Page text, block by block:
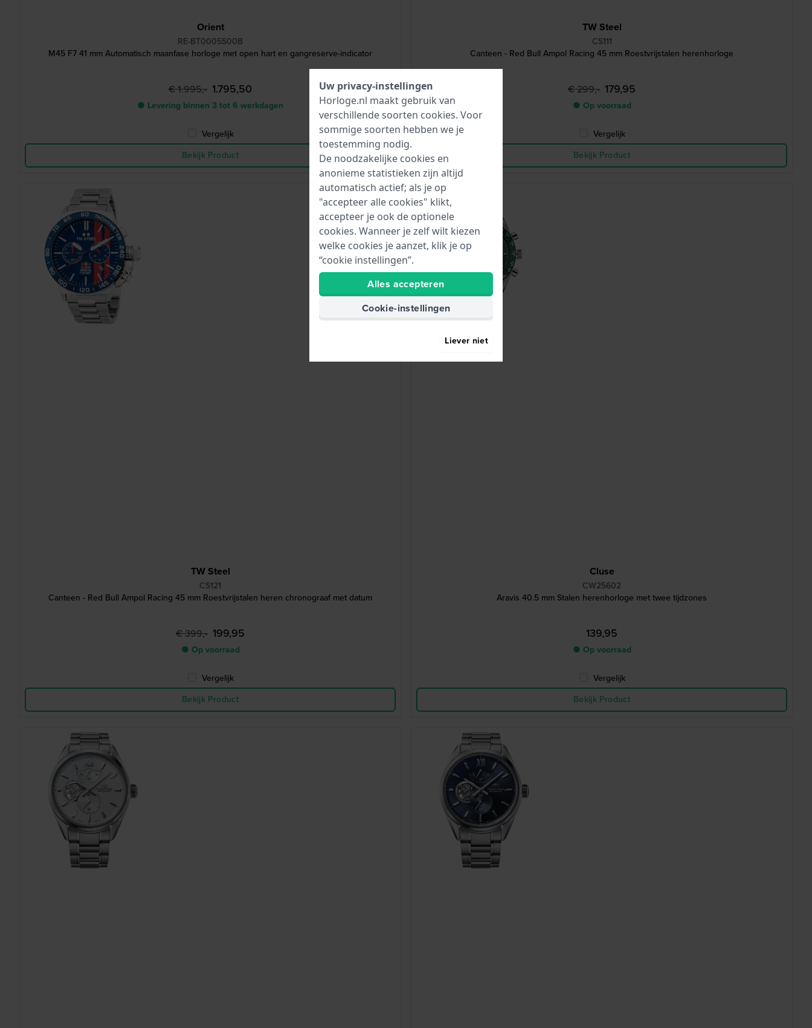
Orient
RE-BT0005S00B
M45 F7 41 mm Automatisch maanfase horloge met open hart en gangreserve-indicator
€ 1.995,- 1.795,50
● Levering binnen 3 tot 6 werkdagen
Vergelijk
Bekijk Product
TW Steel
CS111
Canteen - Red Bull Ampol Racing 45 mm Roestvrijstalen herenhorloge
€ 299,- 179,95
● Op voorraad
Vergelijk
Bekijk Product
TW Steel
CS121
Canteen - Red Bull Ampol Racing 45 mm Roestvrijstalen heren chronograaf met datum
€ 399,- 199,95
● Op voorraad
Vergelijk
Bekijk Product
-50%
Cluse
CW25602
Aravis 40.5 mm Stalen herenhorloge met twee tijdzones
139,95
● Op voorraad
Vergelijk
Bekijk Product
Uw privacy-instellingen
Horloge.nl maakt gebruik van
verschillende soorten cookies. Voor
sommige soorten hebben we je
toestemming nodig.
De noodzakelijke cookies en
anonieme statistieken zijn altijd
automatisch actief; als je op
"accepteer alle cookies" klikt,
accepteer je ook de optionele
cookies. Wanneer je zelf wilt kiezen
welke cookies je aanzet, klik je op
“cookie instellingen”.
Alles accepteren
Cookie-instellingen
Liever niet